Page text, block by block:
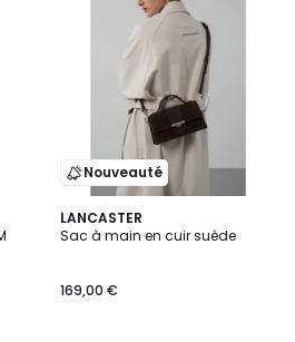
Nouveauté
LANCASTER
Sac à main en cuir suède
169,00 €